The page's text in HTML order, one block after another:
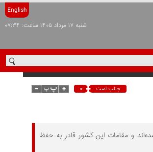
English
شنبه ۱۷ مرداد ۱۴۰۵ ساعت: ۰۷:۳۴
جالب است ۰
و مقامات این کشور قادر به حفظ